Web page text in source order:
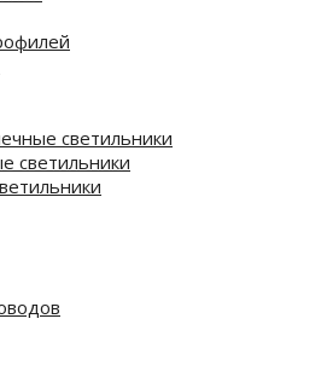
светильники
светильники